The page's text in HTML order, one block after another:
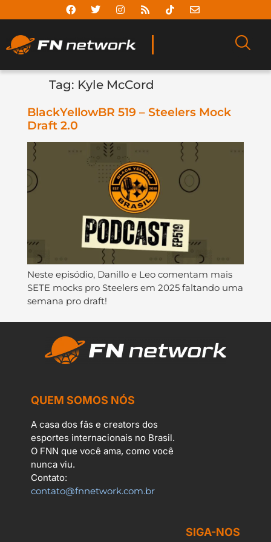
Tag: Kyle McCord
BlackYellowBR 519 – Steelers Mock
Draft 2.0
Neste episódio, Danillo e Leo comentam mais
SETE mocks pro Steelers em 2025 faltando uma
semana pro draft!
QUEM SOMOS NÓS
A casa dos fãs e creators dos
esportes internacionais no Brasil.
O FNN que você ama, como você
nunca viu.
Contato:
contato@fnnetwork.com.br
SIGA-NOS